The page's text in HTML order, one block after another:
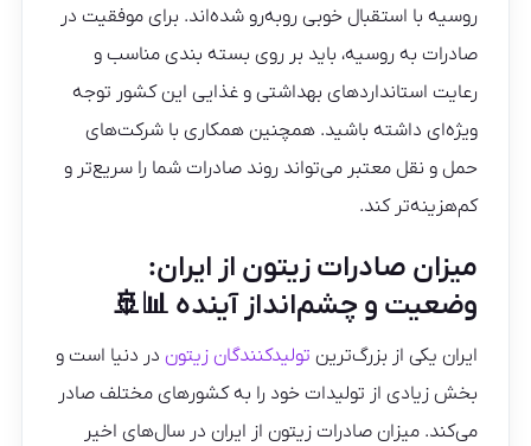
روسیه با استقبال خوبی روبه‌رو شده‌اند. برای موفقیت در
صادرات به روسیه، باید بر روی بسته‌ بندی مناسب و
رعایت استانداردهای بهداشتی و غذایی این کشور توجه
ویژه‌ای داشته باشید. همچنین همکاری با شرکت‌های
حمل و نقل معتبر می‌تواند روند صادرات شما را سریع‌تر و
کم‌هزینه‌تر کند.
میزان صادرات زیتون از ایران:
وضعیت و چشم‌انداز آینده 📊🚢
ایران یکی از بزرگ‌ترین تولیدکنندگان زیتون در دنیا است و
بخش زیادی از تولیدات خود را به کشورهای مختلف صادر
می‌کند. میزان صادرات زیتون از ایران در سال‌های اخیر